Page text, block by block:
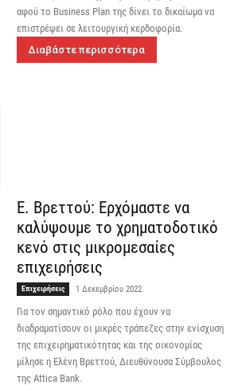
αφού το Business Plan της δίνει το δικαίωμα να
επιστρέψει σε λειτουργική κερδοφορία.
Διαβάστε περισσότερα
Ε. Βρεττού: Ερχόμαστε να
καλύψουμε το χρηματοδοτικό
κενό στις μικρομεσαίες
επιχειρήσεις
Επιχειρήσεις 1 Δεκεμβρίου 2022
Για τον σημαντικό ρόλο που έχουν να
διαδραματίσουν οι μικρές τράπεζες στην ενίσχυση
της επιχειρηματικότητας και της οικονομίας
μίλησε η Ελένη Βρεττού, Διευθύνουσα Σύμβουλος
της Attica Bank.